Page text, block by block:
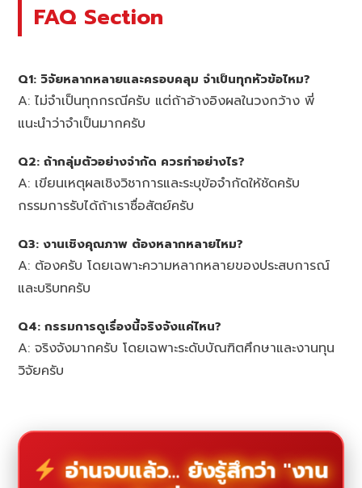
FAQ Section
Q1: วิจัยหลากหลายและครอบคลุม จำเป็นทุกหัวข้อไหม?
A: ไม่จำเป็นทุกกรณีครับ แต่ถ้าอ้างอิงผลในวงกว้าง พี่
แนะนำว่าจำเป็นมากครับ
Q2: ถ้ากลุ่มตัวอย่างจำกัด ควรทำอย่างไร?
A: เขียนเหตุผลเชิงวิชาการและระบุข้อจำกัดให้ชัดครับ
กรรมการรับได้ถ้าเราซื่อสัตย์ครับ
Q3: งานเชิงคุณภาพ ต้องหลากหลายไหม?
A: ต้องครับ โดยเฉพาะความหลากหลายของประสบการณ์
และบริบทครับ
Q4: กรรมการดูเรื่องนี้จริงจังแค่ไหน?
A: จริงจังมากครับ โดยเฉพาะระดับบัณฑิตศึกษาและงานทุน
วิจัยครับ
อ่านจบแล้ว... ยังรู้สึกว่า "งาน